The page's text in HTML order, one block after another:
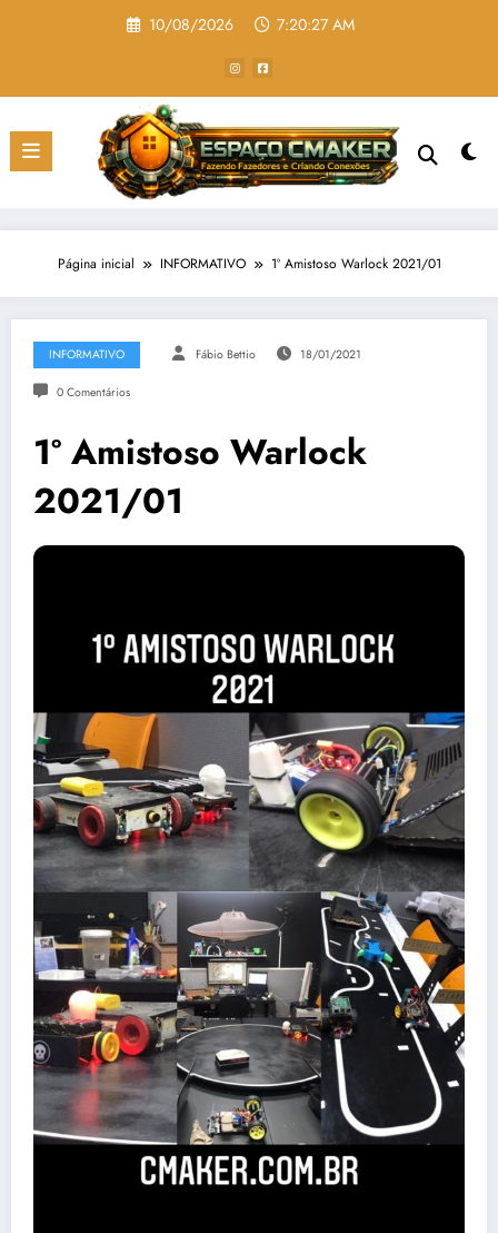
10/08/2026 7:20:28 AM
Página inicial INFORMATIVO 1º Amistoso Warlock 2021/01
INFORMATIVO Fábio Bettio 18/01/2021
0 Comentários
1º Amistoso Warlock
2021/01